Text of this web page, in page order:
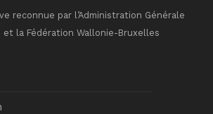
reconnue par l’Administration Générale
et la Fédération Wallonie-Bruxelles